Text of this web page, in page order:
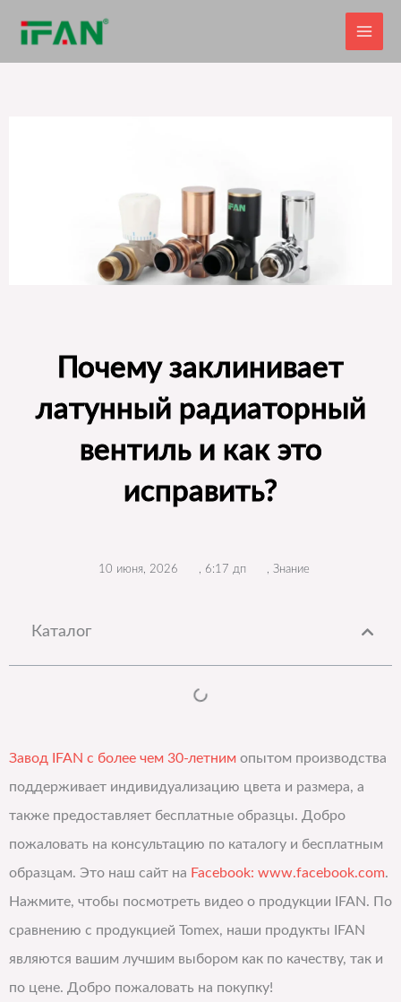
содержимому
Почему заклинивает
латунный радиаторный
вентиль и как это
исправить?
10 июня, 2026 , 6:17 дп , Знание
Каталог
Завод IFAN с более чем 30-летним опытом производства
поддерживает индивидуализацию цвета и размера, а
также предоставляет бесплатные образцы. Добро
пожаловать на консультацию по каталогу и бесплатным
образцам. Это наш сайт на Facebook: www.facebook.com.
Нажмите, чтобы посмотреть видео о продукции IFAN. По
сравнению с продукцией Tomex, наши продукты IFAN
являются вашим лучшим выбором как по качеству, так и
по цене. Добро пожаловать на покупку!